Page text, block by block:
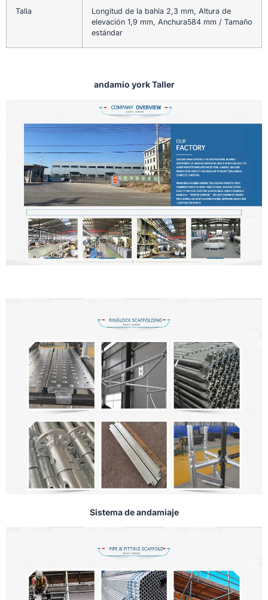
Talla
Longitud de la bahía 2,3 mm, Altura de
elevación 1,9 mm, Anchura584 mm / Tamaño
estándar
andamio york Taller
Sistema de andamiaje